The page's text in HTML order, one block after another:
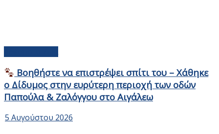
Βοηθήστε να επιστρέψει σπίτι του – Χάθηκε
ο Δίδυμος στην ευρύτερη περιοχή των οδών
Παπούλα & Ζαλόγγου στο Αιγάλεω
5 Αυγούστου 2026